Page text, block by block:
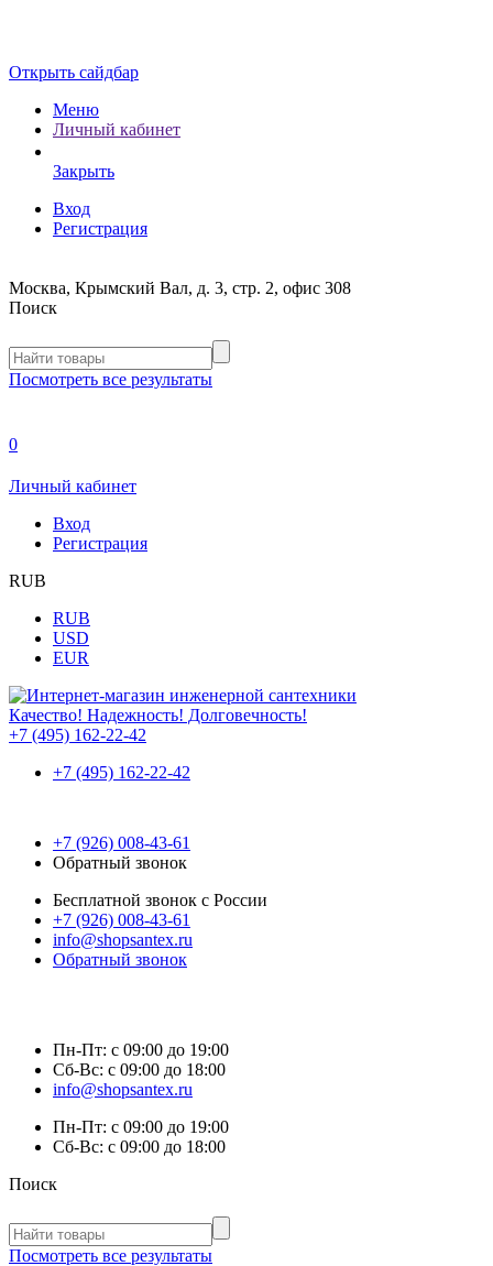
Открыть сайдбар
Меню
Личный кабинет
Закрыть
Вход
Регистрация
Москва, Крымский Вал, д. 3, стр. 2, офис 308
Поиск
Посмотреть все результаты
0
Личный кабинет
Вход
Регистрация
RUB
RUB
USD
EUR
Качество! Надежность! Долговечность!
+7 (495) 162-22-42
+7 (495) 162-22-42
+7 (926) 008-43-61
Обратный звонок
Бесплатной звонок с России
+7 (926) 008-43-61
info@shopsantex.ru
Обратный звонок
Пн-Пт: с 09:00 до 19:00
Сб-Вс: с 09:00 до 18:00
info@shopsantex.ru
Пн-Пт: с 09:00 до 19:00
Сб-Вс: с 09:00 до 18:00
Поиск
Посмотреть все результаты